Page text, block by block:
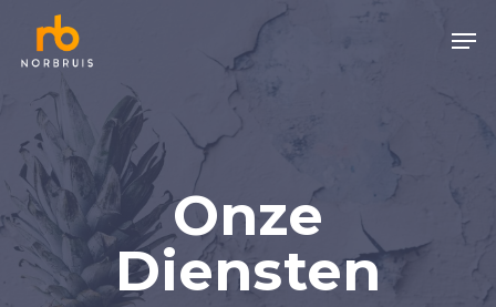
main
content
Onze
Diensten